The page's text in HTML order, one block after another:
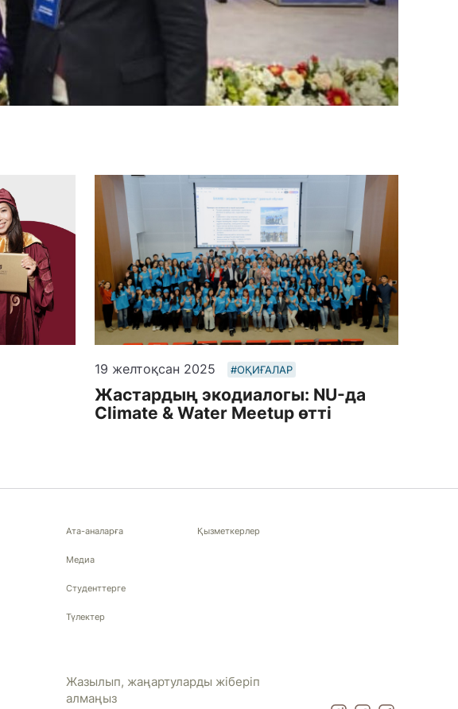
19 желтоқсан 2025 #ОҚИҒАЛАР
Жастардың экодиалогы: NU-да
Climate & Water Meetup өтті
Ата-аналарға
Медиа
Студенттерге
Түлектер
Қызметкерлер
Жазылып, жаңартуларды жіберіп
алмаңыз